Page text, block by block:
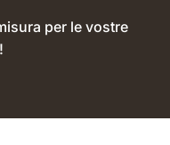
per le vostre